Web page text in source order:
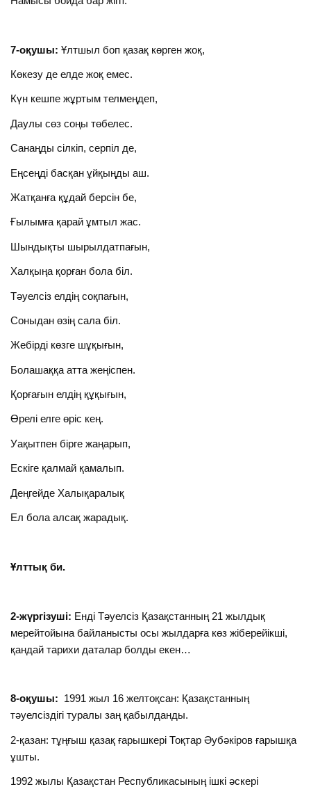
7-оқушы:Ұлтшыл боп қазақ көрген жоқ,
Көкезу де елде жоқ емес.
Күн кешпе жұртым телмеңдеп,
Даулы сөз соңы төбелес.
Санаңды сілкіп, серпіл де,
Еңсеңді басқан ұйқыңды аш.
Жатқанға құдай берсін бе,
Ғылымға қарай ұмтыл жас.
Шындықты шырылдатпағын,
Халқыңа қорған бола біл.
Тәуелсіз елдің соқпағын,
Соныдан өзің сала біл.
Жебірді көзге шұқығын,
Болашаққа атта жеңіспен.
Қорғағын елдің құқығын,
Өрелі елге өріс кең.
Уақытпен бірге жаңарып,
Ескіге қалмай қамалып.
Деңгейде Халықаралық
Ел бола алсақ жарадық.
Ұлттық би.
2-жүргізуші: Енді Тәуелсіз Қазақстанның 21 жылдық
мерейтойына байланысты осы жылдарға көз жіберейікші,
қандай тарихи даталар болды екен…
8-оқушы: 1991 жыл 16 желтоқсан: Қазақстанның
тәуелсіздігі туралы заң қабылданды.
2-қазан: тұңғыш қазақ ғарышкері Тоқтар Әубәкіров ғарышқа
ұшты.
1992 жылы Қазақстан Республикасының ішкі әскері